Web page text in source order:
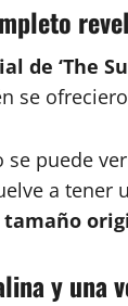
de ‘The
se
se puede
a tener
y una